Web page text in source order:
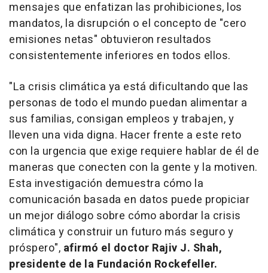
mensajes que enfatizan las prohibiciones, los
mandatos, la disrupción o el concepto de "cero
emisiones netas" obtuvieron resultados
consistentemente inferiores en todos ellos.
"La crisis climática ya está dificultando que las
personas de todo el mundo puedan alimentar a
sus familias, consigan empleos y trabajen, y
lleven una vida digna. Hacer frente a este reto
con la urgencia que exige requiere hablar de él de
maneras que conecten con la gente y la motiven.
Esta investigación demuestra cómo la
comunicación basada en datos puede propiciar
un mejor diálogo sobre cómo abordar la crisis
climática y construir un futuro más seguro y
próspero", afirmó el doctor Rajiv J. Shah,
presidente de la Fundación Rockefeller.